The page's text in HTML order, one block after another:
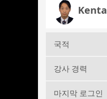
Kenta
국적
강사 경력
마지막 로그인